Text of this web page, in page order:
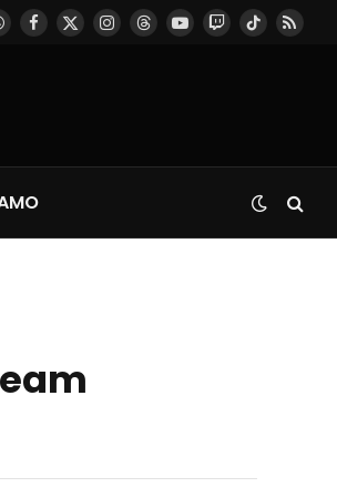
Facebook
X
Instagram
ThreadsYouTube
TwitchTikTok
RSS